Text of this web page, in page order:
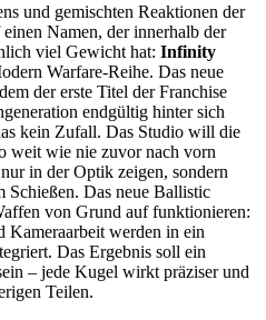
und gemischten Reaktionen der
Namen, der innerhalb der
viel Gewicht hat: Infinity
Warfare-Reihe. Das neue
der erste Titel der Franchise
endgültig hinter sich
kein Zufall. Das Studio will die
weit wie nie zuvor nach vorn
in der Optik zeigen, sondern
Schießen. Das neue Ballistic
von Grund auf funktionieren:
werden in ein
Das Ergebnis soll ein
– jede Kugel wirkt präziser und
Teilen.